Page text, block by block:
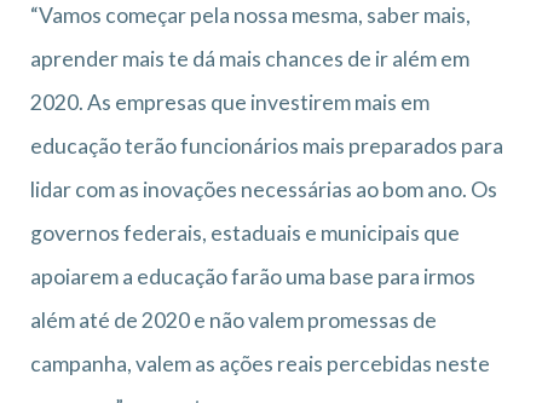
“Vamos começar pela nossa mesma, saber mais,
aprender mais te dá mais chances de ir além em
2020. As empresas que investirem mais em
educação terão funcionários mais preparados para
lidar com as inovações necessárias ao bom ano. Os
governos federais, estaduais e municipais que
apoiarem a educação farão uma base para irmos
além até de 2020 e não valem promessas de
campanha, valem as ações reais percebidas neste